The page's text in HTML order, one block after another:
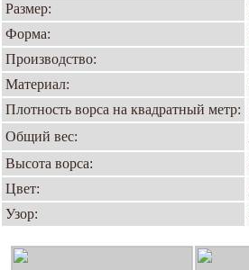
Размер:
Форма:
Производство:
Материал:
Плотность ворса на квадратный метр:
Общий вес:
Высота ворса:
Цвет:
Узор: